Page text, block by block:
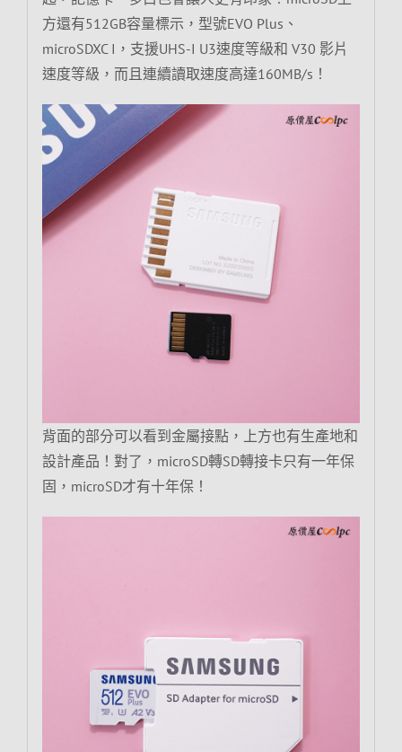
方還有512GB容量標示，型號EVO Plus、
microSDXC I，支援UHS-I U3速度等級和 V30 影片
速度等級，而且連續讀取速度高達160MB/s！
背面的部分可以看到金屬接點，上方也有生產地和
設計產品！對了，microSD轉SD轉接卡只有一年保
固，microSD才有十年保！